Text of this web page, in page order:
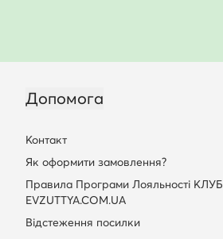
Допомога
Контакт
Як оформити замовлення?
Правила Програми Лояльності КЛУБ
EVZUTTYA.COM.UA
Відстеження посилки